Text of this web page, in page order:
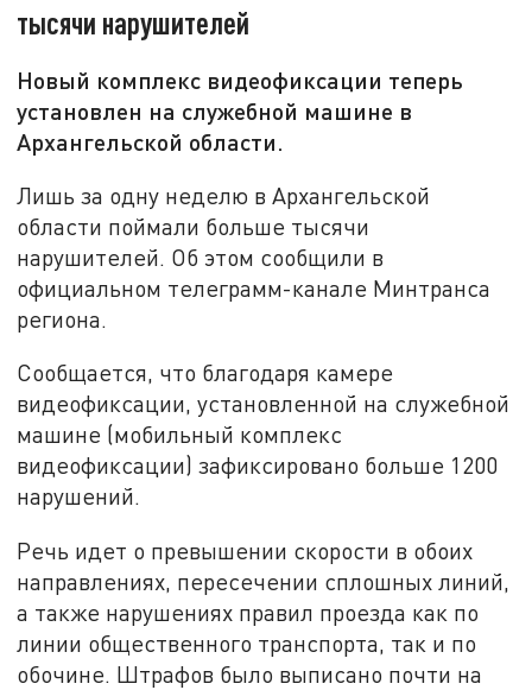
тысячи нарушителей
Новый комплекс видеофиксации теперь
установлен на служебной машине в
Архангельской области.
Лишь за одну неделю в Архангельской
области поймали больше тысячи
нарушителей. Об этом сообщили в
официальном телеграмм-канале Минтранса
региона.
Сообщается, что благодаря камере
видеофиксации, установленной на служебной
машине (мобильный комплекс
видеофиксации) зафиксировано больше 1200
нарушений.
Речь идет о превышении скорости в обоих
направлениях, пересечении сплошных линий,
а также нарушениях правил проезда как по
линии общественного транспорта, так и по
обочине. Штрафов было выписано почти на